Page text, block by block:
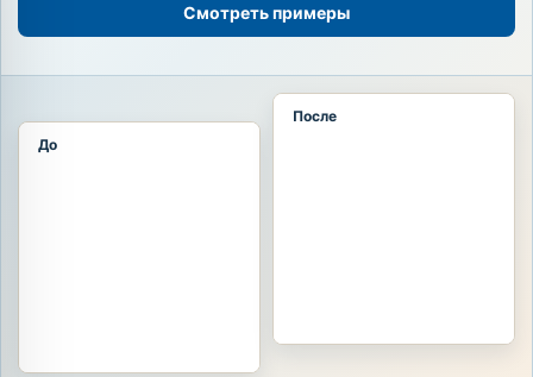
Смотреть примеры
До
После